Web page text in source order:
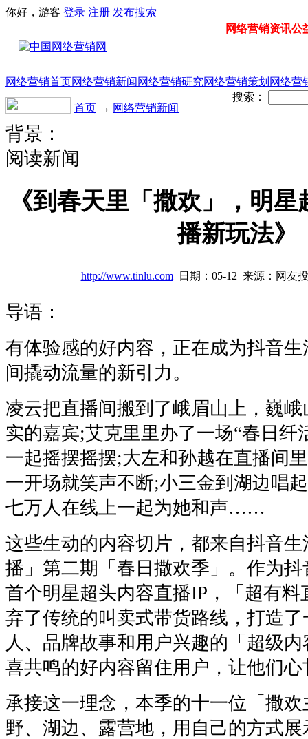
你好，游客 登录 注册 发布搜索
网络营销资讯公
网络营销首页网络营销新闻 网络营销研究网络营销策划 网络营
首页 → 网络营销新闻
搜索：
背景：
阅读新闻
《到春天里「撒欢」，明
播新玩法》
http://www.tinlu.com日期：05-12 来源：网友
导语：
有体验感的好内容，正在成为抖音
间撬动流量的新引力。
凌云把直播间搬到了峨眉山上，巍
实的嘉宾;艾克里里办了一场“春日纤
一起摇摆摇摆;大左和孙越在直播间
一开场就笑声不断;小三金到湖边唱
七万人在线上一起为她和声……
这些生动的内容切片，都来自抖音
播」第二期「春日撒欢季」。作为
首个明星超头内容直播IP，「超有
弃了传统的叫卖式带货路线，打造
人、品牌故事和用户兴趣的「超级
喜共鸣的好内容留住用户，让他们
承接这一理念，本季的十一位「撒
野、湖边、露营地，用自己的方式